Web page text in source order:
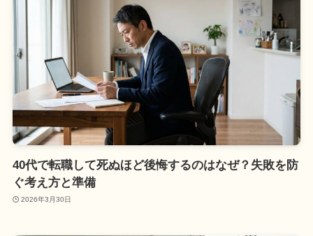
40代で転職して死ぬほど後悔するのはなぜ？失敗を防
ぐ考え方と準備
2026年3月30日